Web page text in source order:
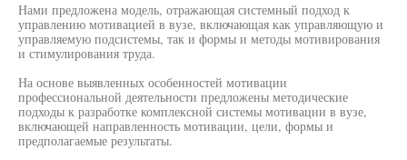
Нами предложена модель, отражающая системный подход к
управлению мотивацией в вузе, включающая как управляющую и
управляемую подсистемы, так и формы и методы мотивирования
и стимулирования труда.
На основе выявленных особенностей мотивации
профессиональной деятельности предложены методические
подходы к разработке комплексной системы мотивации в вузе,
включающей направленность мотивации, цели, формы и
предполагаемые результаты.